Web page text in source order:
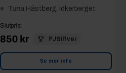
Tuna Hästberg, Idkerberget
Slutpris:
850 kr PJSilfver
Se mer info